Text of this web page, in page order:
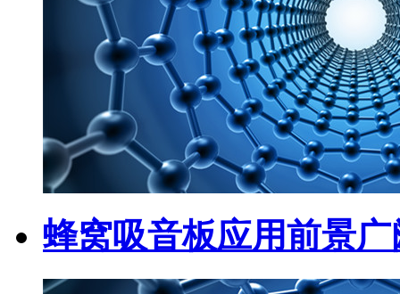
蜂窝吸音板应用前景